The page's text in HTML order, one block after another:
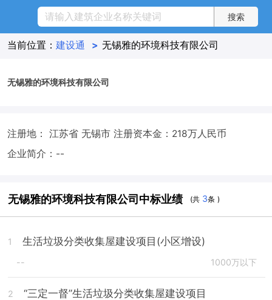
当前位置： 建设通 > 无锡雅的环境科技有限公司
无锡雅的环境科技有限公司
注册地： 江苏省 无锡市 注册资本金：218万人民币
企业简介：--
无锡雅的环境科技有限公司中标业绩 (共 3条 )
1 生活垃圾分类收集屋建设项目(小区增设)
-- 1000万以下
2 “三定一督”生活垃圾分类收集屋建设项目